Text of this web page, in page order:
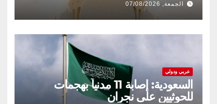
الجمعة, 07/08/2026
عربي ودولي
السعودية: إصابة 11 مدنياً بهجمات
للحوثيين على نجران